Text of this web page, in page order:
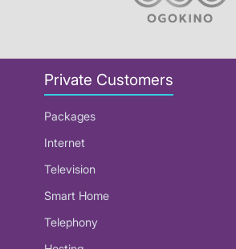
Private Customers
Packages
Internet
Television
Smart Home
Telephony